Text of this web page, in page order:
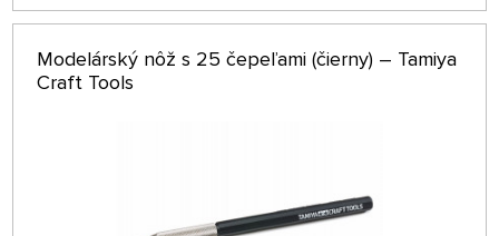
Modelárský nôž s 25 čepeľami (čierny) – Tamiya
Craft Tools